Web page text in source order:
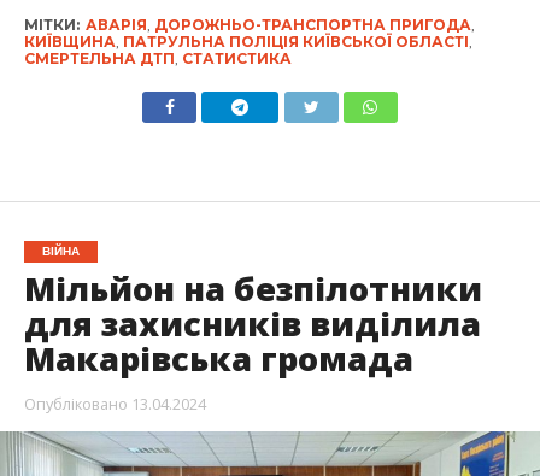
МІТКИ: АВАРІЯ, ДОРОЖНЬО-ТРАНСПОРТНА ПРИГОДА,
КИЇВЩИНА, ПАТРУЛЬНА ПОЛІЦІЯ КИЇВСЬКОЇ ОБЛАСТІ,
СМЕРТЕЛЬНА ДТП, СТАТИСТИКА
ВІЙНА
Мільйон на безпілотники
для захисників виділила
Макарівська громада
Опубліковано 13.04.2024